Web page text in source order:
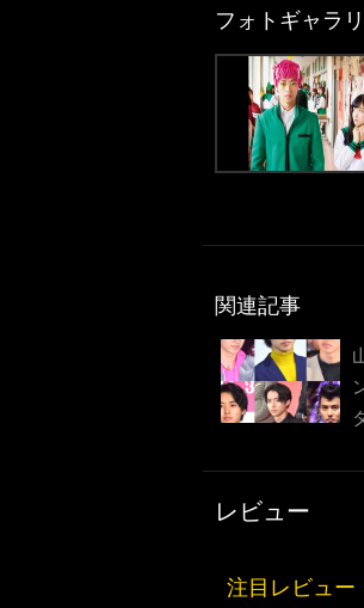
フォトギャラ
関連記事
レビュー
注目レビュー